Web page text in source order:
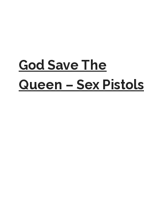
God Save The
Queen – Sex Pistols